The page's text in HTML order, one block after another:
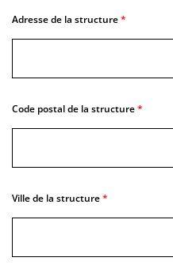
Adresse de la structure
Code postal de la structure
Ville de la structure